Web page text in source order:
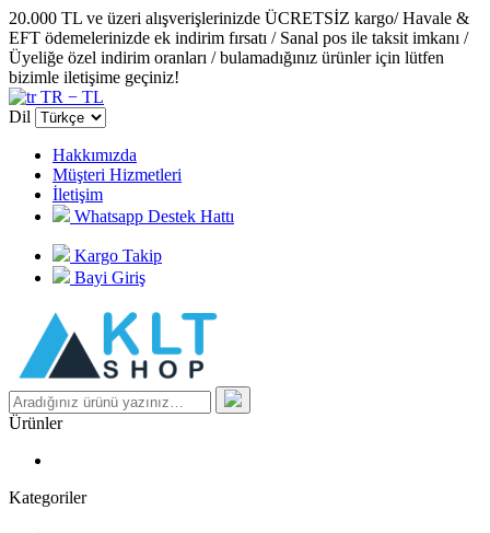
20.000 TL ve üzeri alışverişlerinizde ÜCRETSİZ kargo/ Havale &
EFT ödemelerinizde ek indirim fırsatı / Sanal pos ile taksit imkanı /
Üyeliğe özel indirim oranları / bulamadığınız ürünler için lütfen
bizimle iletişime geçiniz!
TR − TL
Dil
Hakkımızda
Müşteri Hizmetleri
İletişim
Whatsapp Destek Hattı
Kargo Takip
Bayi Giriş
Ürünler
Kategoriler